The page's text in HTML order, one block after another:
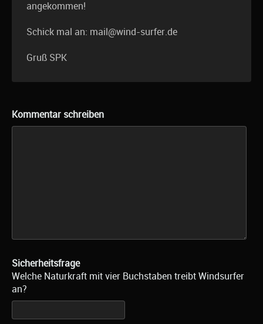
angekommen!
Schick mal an: mail@wind-surfer.de
Gruß SPK
Kommentar schreiben
Sicherheitsfrage
Welche Naturkraft mit vier Buchstaben treibt Windsurfer
an?